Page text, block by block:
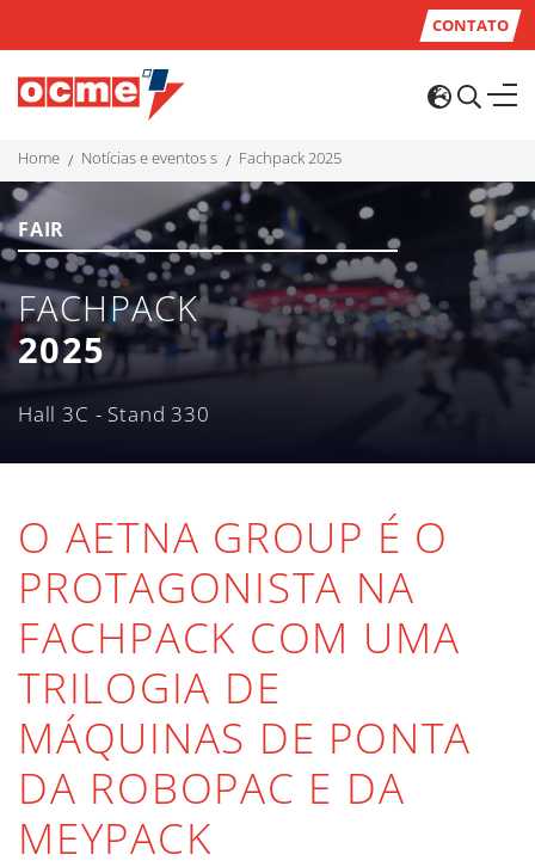
CONTATO
home notícias e eventos s fachpack 2025
FAIR
FACHPACK
2025
Hall 3C - Stand 330
O AETNA GROUP É O
PROTAGONISTA NA
FACHPACK COM UMA
TRILOGIA DE
MÁQUINAS DE PONTA
DA ROBOPAC E DA
MEYPACK